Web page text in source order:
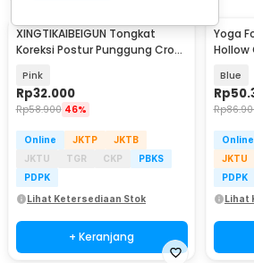
XINGTIKAIBEIGUN Tongkat
Koreksi Postur Punggung Cross
Pink
Rp32.000
Rp58.900 46%
Online JKTP
JKTB
JKTU
TGR CKP
PBKS
PDPK
Lihat Ketersediaan Stok
+ Keranjang
Yoga
Hollow
Blue
Rp
Rp
Online
JKTU
PDPK
Lihat